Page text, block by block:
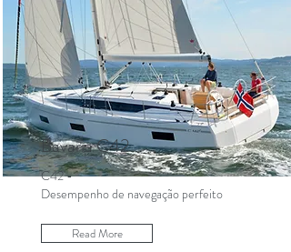
Bavaria C42
C42 -
Desempenho de navegação perfeito
Read More